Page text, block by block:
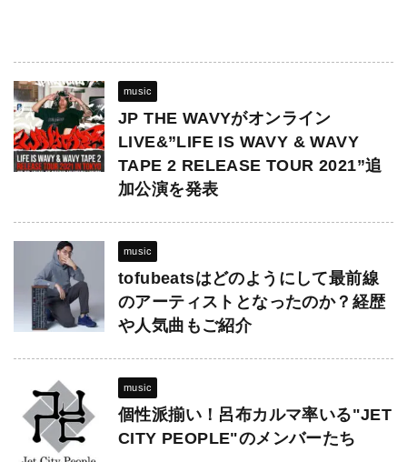
music
JP THE WAVYがオンライン
LIVE&”LIFE IS WAVY & WAVY
TAPE 2 RELEASE TOUR 2021”追
加公演を発表
music
tofubeatsはどのようにして最前線
のアーティストとなったのか？経歴
や人気曲もご紹介
music
個性派揃い！呂布カルマ率いる"JET
CITY PEOPLE"のメンバーたち